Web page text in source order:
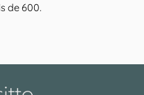
de 600.